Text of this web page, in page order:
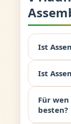
Ist
Ist
Für
besten?